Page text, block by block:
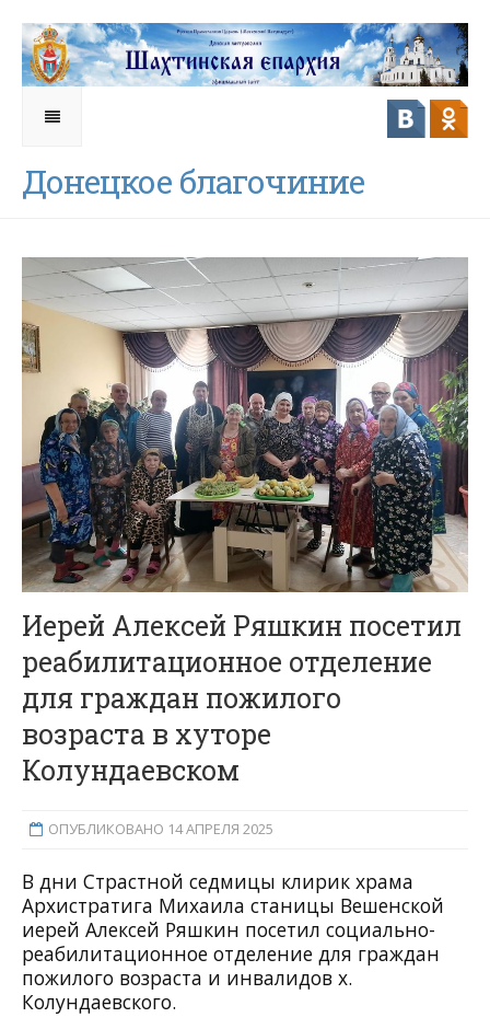
Донецкое благочиние
Иерей Алексей Ряшкин посетил
реабилитационное отделение
для граждан пожилого
возраста в хуторе
Колундаевском
ОПУБЛИКОВАНО 14 АПРЕЛЯ 2025
В дни Страстной седмицы клирик храма
Архистратига Михаила станицы Вешенской
иерей Алексей Ряшкин посетил социально-
реабилитационное отделение для граждан
пожилого возраста и инвалидов х.
Колундаевского.